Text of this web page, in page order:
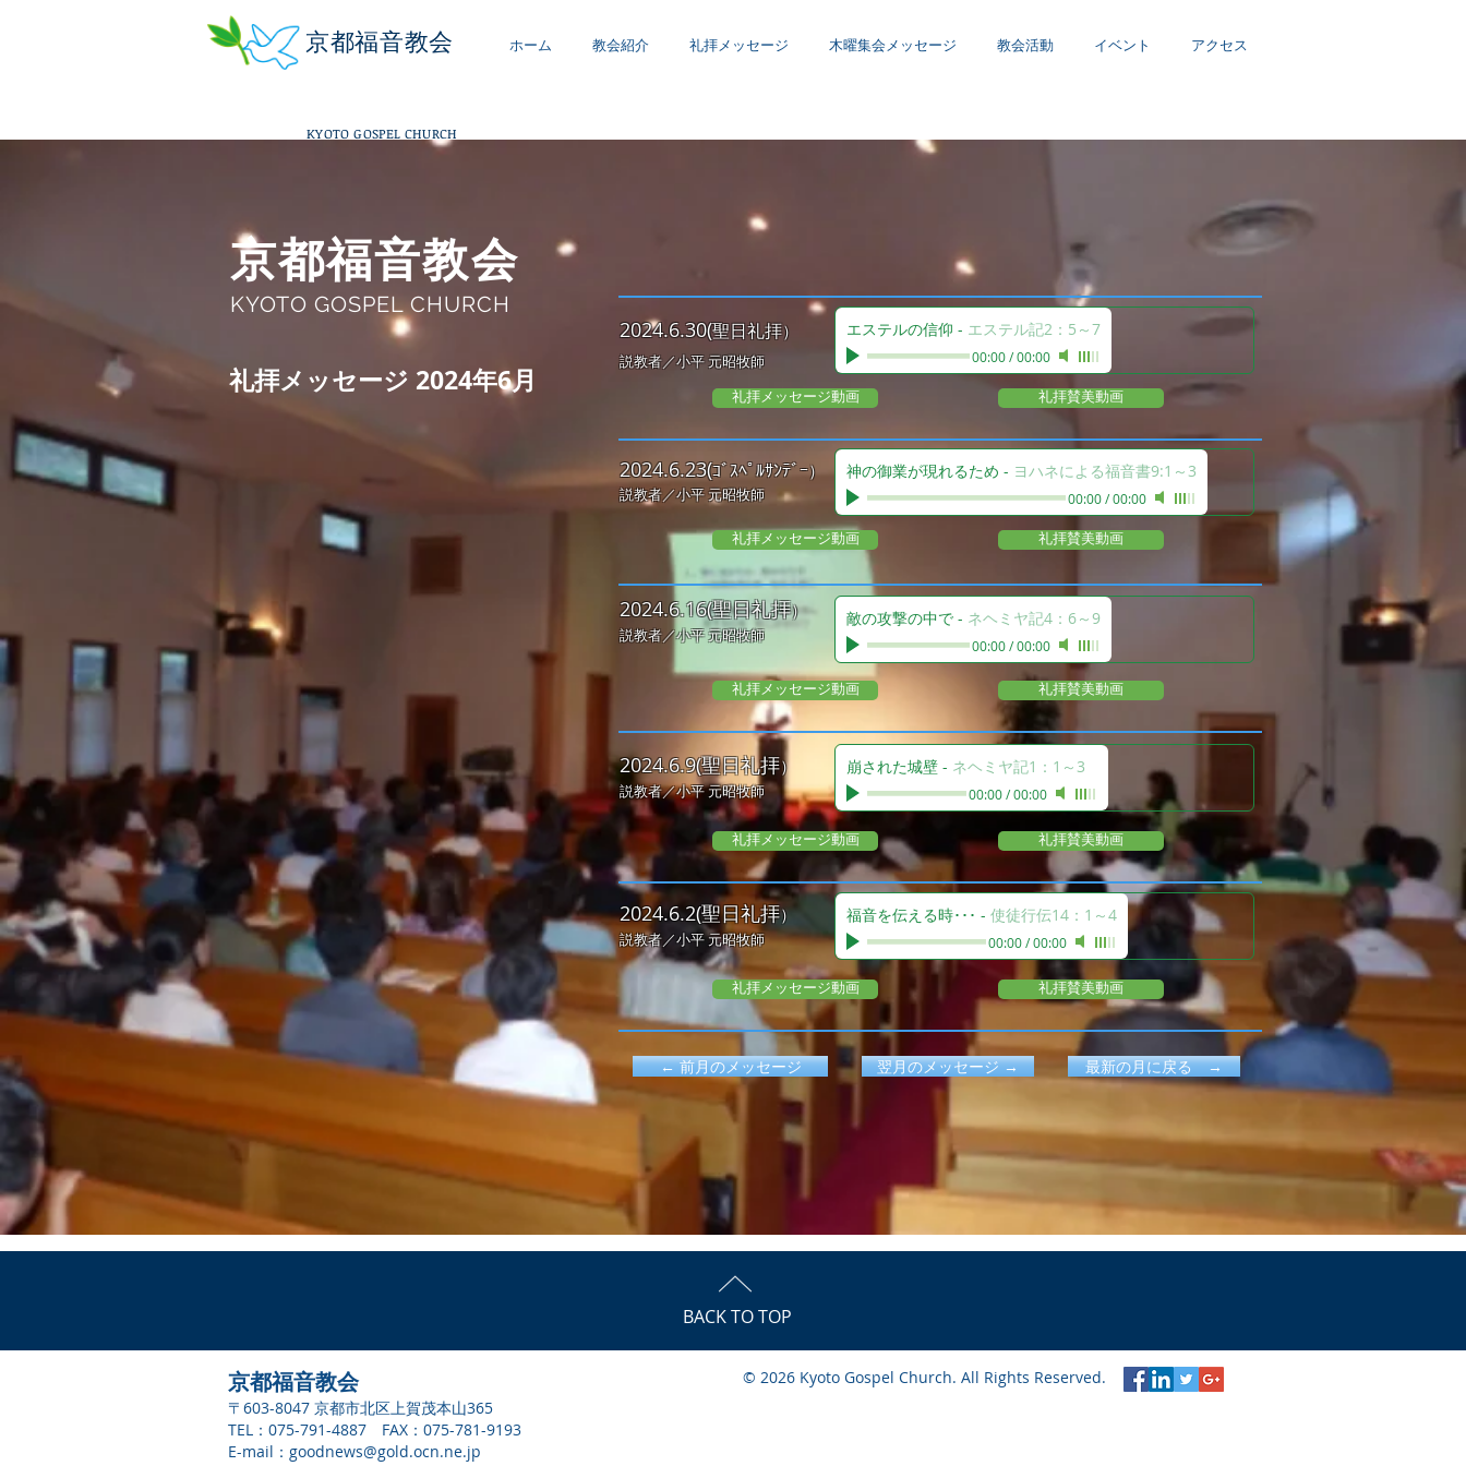
京都福音教会 ホーム 教会紹介 礼拝メッセージ 木曜集会メッセージ 教会活動 イベント アクセス
KYOTO GOSPEL CHURCH
京都福音教会
KYOTO GOSPEL CHURCH
​礼拝メッセージ 2024年6月
エステルの信仰 - エステル記2：5～7
00:00/00:00
2024.6.30(聖日礼拝）
説教者／小平 元昭牧師
礼拝メッセージ動画 礼拝賛美動画
神の御業が現れるため - ヨハネによる福音書9:1～3
00:00/00:00
2024.6.23(ｺﾞｽﾍﾟﾙｻﾝﾃﾞｰ）
説教者／小平 元昭牧師
礼拝メッセージ動画 礼拝賛美動画
敵の攻撃の中で - ネヘミヤ記4：6～9
00:00/00:00
2024.6.16(聖日礼拝）
説教者／小平 元昭牧師
礼拝メッセージ動画 礼拝賛美動画
崩された城壁 - ネヘミヤ記1：1～3
00:00/00:00
2024.6.9(聖日礼拝）
説教者／小平 元昭牧師
礼拝メッセージ動画 礼拝賛美動画
福音を伝える時･･･ - 使徒行伝14：1～4
00:00/00:00
2024.6.2(聖日礼拝）
説教者／小平 元昭牧師
礼拝メッセージ動画 礼拝賛美動画
← 前月のメッセージ 翌月のメッセージ → 最新の月に戻る →
BACK TO TOP
京都福音教会
〒603-8047 京都市北区上賀茂本山365
TEL：075-791-4887 FAX：075-781-9193
E-mail： goodnews@gold.ocn.ne.jp
© 2026 Kyoto Gospel Church. All Rights Reserved.